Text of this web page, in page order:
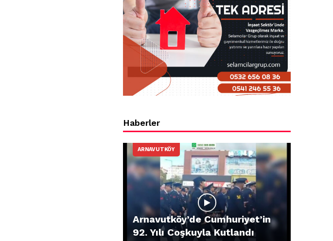
Haberler
ARNAVUTKÖY
Arnavutköy’de Cumhuriyet’in
92. Yılı Coşkuyla Kutlandı